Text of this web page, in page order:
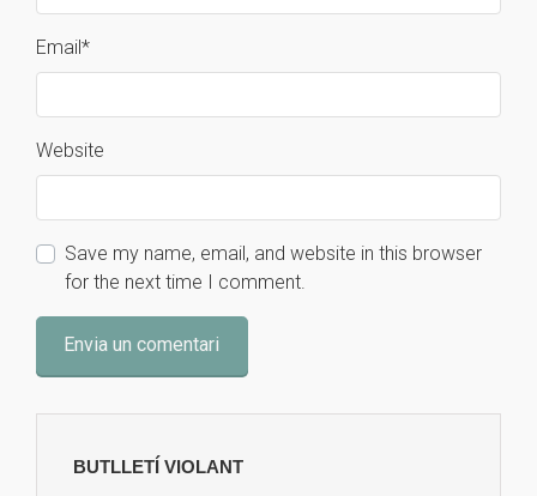
Email*
Website
Save my name, email, and website in this browser
for the next time I comment.
BUTLLETÍ VIOLANT